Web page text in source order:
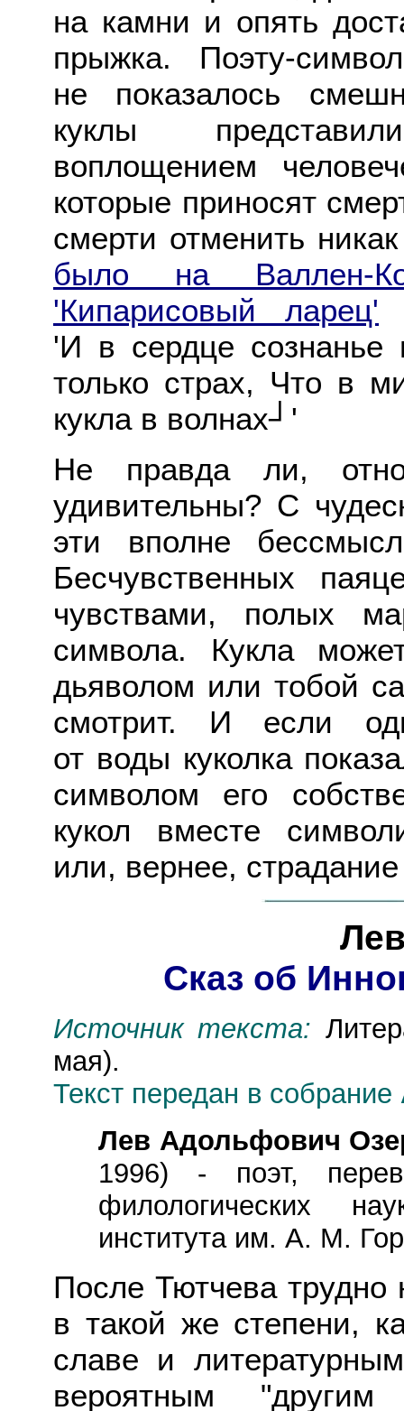
на камни и опять
прыжка. Поэту-
не показалось
куклы
воплощением
которые приносят
смерти отменить
было на Валлен-
'Кипарисовый ларец'
'И в сердце сознанье
только страх, Что в
кукла в волнах┘'
Не правда ли,
удивительны? С
эти вполне
Бесчувственных
чувствами, полых
символа. Кукла
дьяволом или тобой
смотрит. И если
от воды куколка
символом его
кукол вместе
или, вернее,
Сказ об
Источник текста:
мая).
Текст передан в собрание
Лев Адольфович
1996) - поэт,
филологических
института им. А. М.
После Тютчева трудно
в такой же степени,
славе и
вероятным